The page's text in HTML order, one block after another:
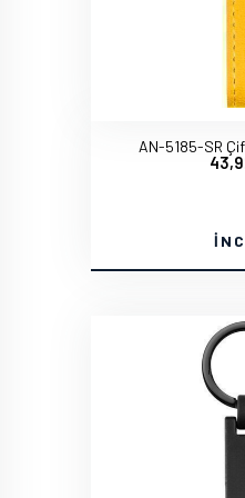
AN-5185-SR